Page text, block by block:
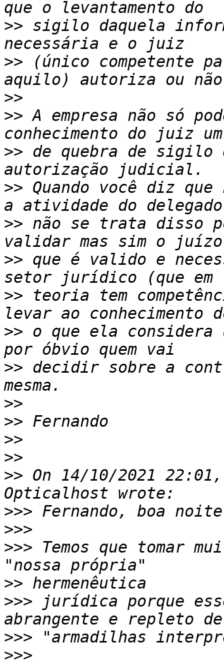
>> sigilo daquela
>> (único competente
>>
>> A empresa não só
>> de quebra de sigilo
>> Quando você diz
>> não se trata disso
>> que é valido e
>> teoria tem
>> o que ela
>> decidir sobre a
>>
>>
>>
>>
>> On 14/10/2021
>>>
>>>
>>> Temos que tomar
>>
>>> jurídica porque
>>>
>>>